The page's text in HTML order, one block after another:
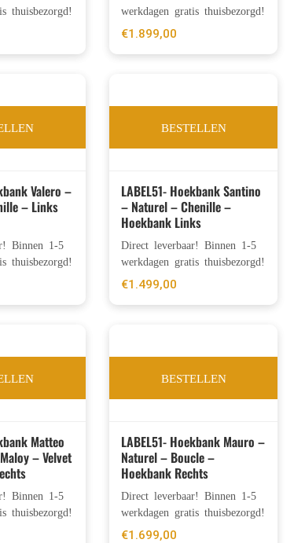
thuisbezorgd!
werkdagen gratis thuisbezorgd!
€1.899,00
Valero –
– Links
Binnen 1-5
thuisbezorgd!
BESTELLEN
LABEL51- Hoekbank Santino
– Naturel – Chenille –
Hoekbank Links
Direct leverbaar! Binnen 1-5
werkdagen gratis thuisbezorgd!
€1.499,00
Matteo
– Velvet
Binnen 1-5
thuisbezorgd!
BESTELLEN
LABEL51- Hoekbank Mauro –
Naturel – Boucle –
Hoekbank Rechts
Direct leverbaar! Binnen 1-5
werkdagen gratis thuisbezorgd!
€1.699,00